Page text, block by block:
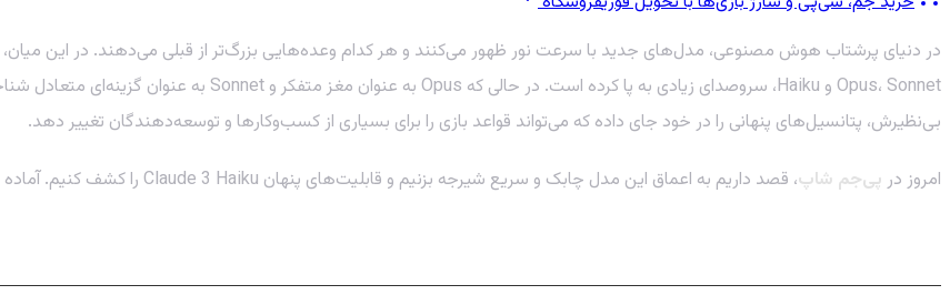
در دنیای پرشتاب هوش مصنوعی، مدل‌های جدید با سرعت نور ظهور می‌کنند و هر کدام وعده‌هایی بزرگ‌تر از قبلی می‌دهند. در این میان،
Opus، Sonnet و Haiku، سروصدای زیادی به پا کرده است. در حالی که Opus به عنوان مغز متفکر و Sonnet به عنوان گزینه‌ای متعادل شناخته می‌شوند، این
بی‌نظیرش، پتانسیل‌های پنهانی را در خود جای داده که می‌تواند قواعد بازی را برای بسیاری از کسب‌وکارها و توسعه‌دهندگان تغییر دهد.
امروز در پی‌جم شاپ، قصد داریم به اعماق این مدل چابک و سریع شیرجه بزنیم و قابلیت‌های پنهان Claude 3 Haiku را کشف کنیم. آماده شوید تا ببینید چگونه این مدل کوچک، کارهای بزرگی انجام می‌دهد!